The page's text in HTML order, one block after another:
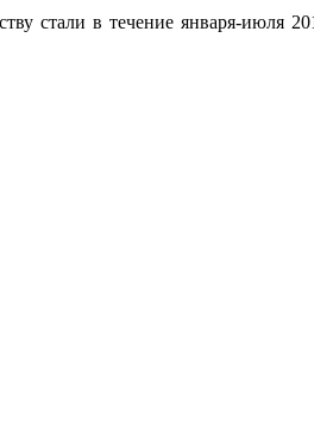
стали в течение января-июля